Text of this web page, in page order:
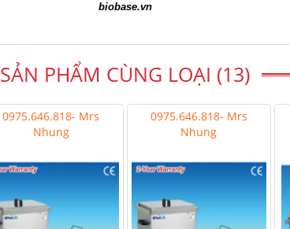
biobase.vn
SẢN PHẨM CÙNG LOẠI (13)
0975.646.818- Mrs
Nhung
0975.646.818- Mrs
Nhung